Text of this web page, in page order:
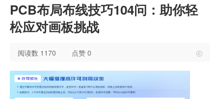
PCB布局布线技巧104问：助你轻
松应对画板挑战
阅读数 1170 点赞 0